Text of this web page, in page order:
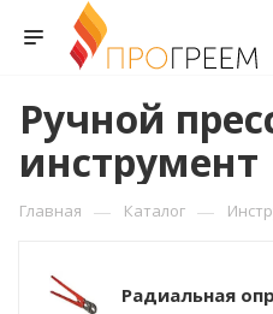
Ручной
инструмент
Главная — Каталог —
Радиальная